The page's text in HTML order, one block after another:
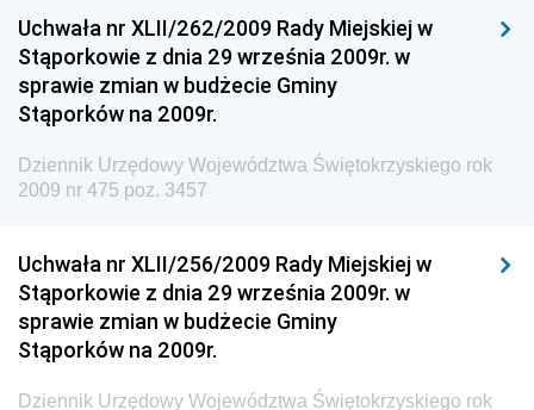
Dziennik Urzędowy Ministra Rodziny i Polityki
Społecznej
Dziennik Urzędowy Komendy Głównej Straży
Granicznej
Dziennik Urzędowy Głównego Inspektoratu Transportu
Drogowego
Dziennik Urzędowy Komendy Głównej Policji
Dziennik Urzędowy Ministra Pracy i Polityki
Społecznej
Dziennik Urzędowy Ministra Transportu, Budownictwa
Uchwała nr XLII/262/2009 Rady Miejskiej w
Stąporkowie z dnia 29 września 2009r. w
sprawie zmian w budżecie Gminy
Stąporków na 2009r.
Dziennik Urzędowy Województwa Świętokrzyskiego rok
2009 nr 475 poz. 3457
Uchwała nr XLII/256/2009 Rady Miejskiej w
Stąporkowie z dnia 29 września 2009r. w
sprawie zmian w budżecie Gminy
Stąporków na 2009r.
Dziennik Urzędowy Województwa Świętokrzyskiego rok